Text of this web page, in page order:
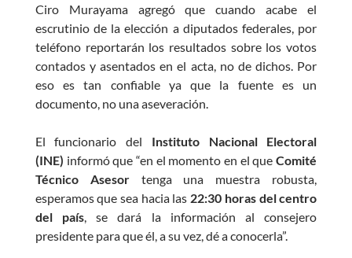
Ciro Murayama agregó que cuando acabe el
escrutinio de la elección a diputados federales, por
teléfono reportarán los resultados sobre los votos
contados y asentados en el acta, no de dichos. Por
eso es tan confiable ya que la fuente es un
documento, no una aseveración.
El funcionario del Instituto Nacional Electoral
(INE) informó que “en el momento en el queComité
Técnico Asesortenga una muestra robusta,
esperamos que sea hacia las 22:30 horas del centro
del país, se dará la información al consejero
presidente para que él, a su vez, dé a conocerla”.